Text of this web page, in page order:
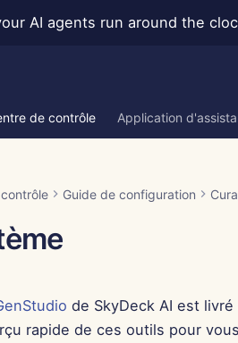
AI agents run around the
de contrôle Application
Guide de configuration
de SkyDeck AI est
rapide de ces outils pour